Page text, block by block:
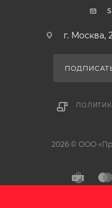
г. Москва,
2026 © ООО